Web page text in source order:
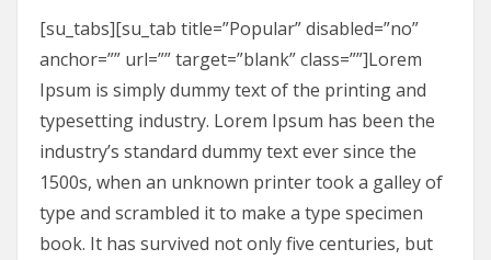
[su_tabs][su_tab title=”Popular” disabled=”no”
anchor=”” url=”” target=”blank” class=””]Lorem
Ipsum is simply dummy text of the printing and
typesetting industry. Lorem Ipsum has been the
industry’s standard dummy text ever since the
1500s, when an unknown printer took a galley of
type and scrambled it to make a type specimen
book. It has survived not only five centuries, but